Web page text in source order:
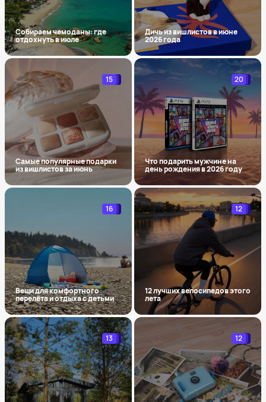
Собираем чемоданы: где
отдохнуть в июле
Дичь из вишлистов в июне
2026 года
15
Самые популярные подарки
из вишлистов за июнь
20
Что подарить мужчине на
день рождения в 2026 году
16
Вещи для комфортного
перелёта и отдыха с детьми
12
12 лучших велосипедов этого
лета
13 12